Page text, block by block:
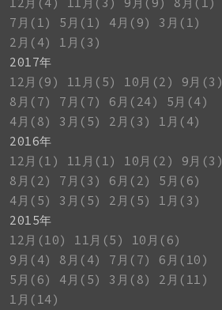
7月(1)
5月(1) 4月(9)
3月(1)
2月(4)
1月(3)
2017年
12月(9)
11月(5) 10月(2)
9月(3)
8月(7)
7月(7) 6月(24)
5月(4)
4月(8)
3月(5) 2月(3)
1月(4)
2016年
12月(1)
11月(1) 10月(2)
9月(3)
8月(2)
7月(3) 6月(2)
5月(6)
4月(5)
3月(5) 2月(5)
1月(3)
2015年
12月(10)
11月(5)
10月(6)
9月(4)
8月(4) 7月(7)
6月(10)
5月(6)
4月(5) 3月(8)
2月(11)
1月(14)